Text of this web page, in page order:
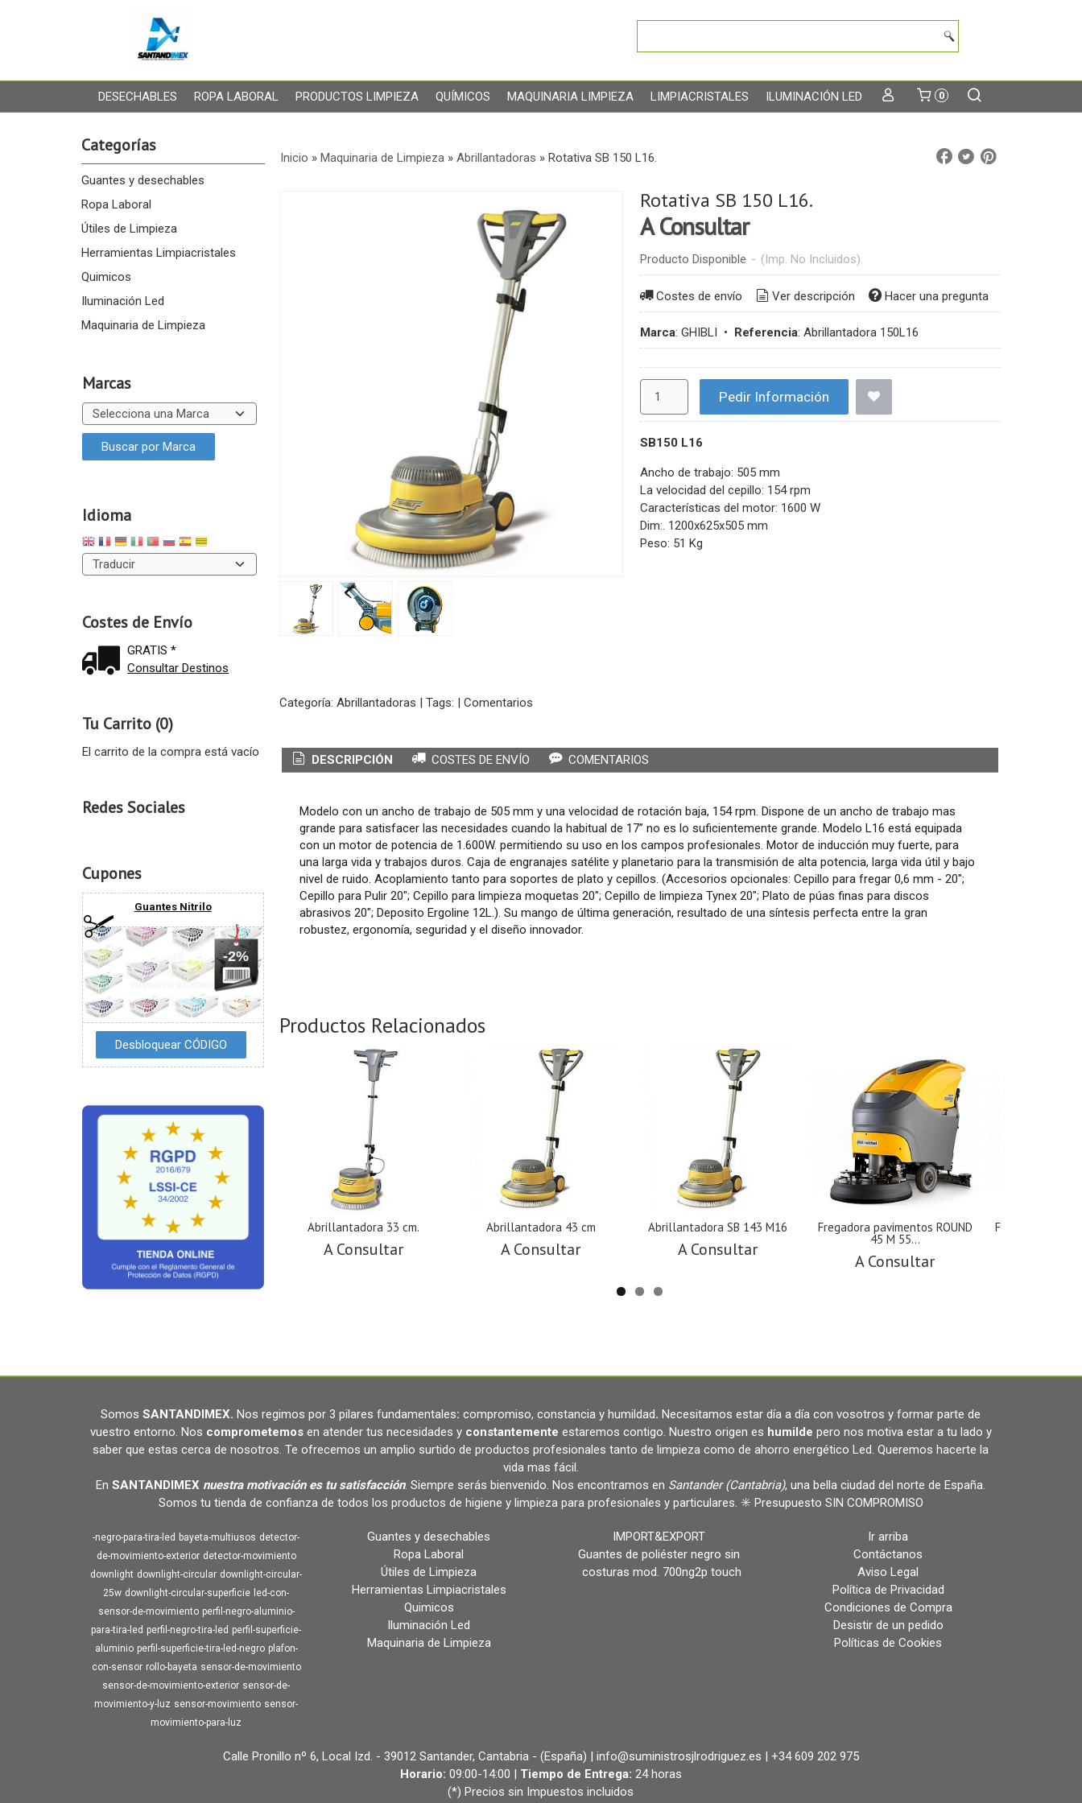
DESECHABLES ROPA LABORAL PRODUCTOS LIMPIEZA QUÍMICOS MAQUINARIA LIMPIEZA LIMPIACRISTALES ILUMINACIÓN LED 0
Categorías
Guantes y desechables
Ropa Laboral
Útiles de Limpieza
Herramientas Limpiacristales
Quimicos
Iluminación Led
Maquinaria de Limpieza
Marcas
Idioma
Costes de Envío
GRATIS *
Consultar Destinos
Tu Carrito (0)
El carrito de la compra está vacío
Redes Sociales
Cupones
Guantes Nitrilo
-2%
Inicio » Maquinaria de Limpieza» Abrillantadoras » Rotativa SB 150 L16.
Rotativa SB 150 L16.
A Consultar
Producto Disponible - (Imp. No Incluidos)
Costes de envío Ver descripción Hacer una pregunta
Marca: GHIBLI • Referencia: Abrillantadora 150L16
Pedir Información
SB150 L16
Ancho de trabajo: 505 mm
La velocidad del cepillo: 154 rpm
Características del motor: 1600 W
Dim:. 1200x625x505 mm
Peso: 51 Kg
Categoría: Abrillantadoras | Tags: | Comentarios
DESCRIPCIÓN COSTES DE ENVÍO COMENTARIOS
Modelo con un ancho de trabajo de 505 mm y una velocidad de rotación baja, 154 rpm. Dispone de un ancho de trabajo mas
grande para satisfacer las necesidades cuando la habitual de 17” no es lo suficientemente grande. Modelo L16 está equipada
con un motor de potencia de 1.600W. permitiendo su uso en los campos profesionales. Motor de inducción muy fuerte, para
una larga vida y trabajos duros. Caja de engranajes satélite y planetario para la transmisión de alta potencia, larga vida útil y bajo
nivel de ruido. Acoplamiento tanto para soportes de plato y cepillos. (Accesorios opcionales: Cepillo para fregar 0,6 mm - 20";
Cepillo para Pulir 20"; Cepillo para limpieza moquetas 20"; Cepillo de limpieza Tynex 20"; Plato de púas finas para discos
abrasivos 20"; Deposito Ergoline 12L.). Su mango de última generación, resultado de una síntesis perfecta entre la gran
robustez, ergonomía, seguridad y el diseño innovador.
Productos Relacionados
Abrillantadora 33 cm.
A Consultar
Abrillantadora 43 cm
A Consultar
Abrillantadora SB 143 M16
A Consultar
Fregadora pavimentos ROUND
45 M 55...
A Consultar
Fregadora
Somos SANTANDIMEX.Nos regimos por 3 pilares fundamentales:compromiso, constancia y humildad.Necesitamos estar día a día con vosotros y formar parte de
vuestro entorno. Nos comprometemos en atender tus necesidades y constantemente estaremos contigo. Nuestro origen es humilde pero nos motiva estar a tu lado y
saber que estas cerca de nosotros. Te ofrecemos un amplio surtido de productos profesionales tanto de limpieza como de ahorro energético Led. Queremos hacerte la
vida mas fácil.
EnSANTANDIMEX nuestra motivación es tu satisfacción. Siempre serás bienvenido. Nos encontramos en Santander (Cantabria), una bella ciudad del norte de España.
Somos tu tienda de confianza de todos los productos de higiene y limpieza para profesionales y particulares. ✳️ Presupuesto SIN COMPROMISO
-negro-para-tira-led bayeta-multiusos detector-
de-movimiento-exterior detector-movimiento
downlight downlight-circular downlight-circular-
25w downlight-circular-superficie led-con-
sensor-de-movimiento perfil-negro-aluminio-
para-tira-led perfil-negro-tira-led perfil-superficie-
aluminio perfil-superficie-tira-led-negro plafon-
con-sensor rollo-bayeta sensor-de-movimiento
sensor-de-movimiento-exterior sensor-de-
movimiento-y-luz sensor-movimiento sensor-
movimiento-para-luz
Guantes y desechables
Ropa Laboral
Útiles de Limpieza
Herramientas Limpiacristales
Quimicos
Iluminación Led
Maquinaria de Limpieza
IMPORT&EXPORT
Guantes de poliéster negro sin
costuras mod. 700ng2p touch
Ir arriba
Contáctanos
Aviso Legal
Política de Privacidad
Condiciones de Compra
Desistir de un pedido
Políticas de Cookies
Calle Pronillo nº 6, Local Izd. - 39012 Santander, Cantabria - (España) | info@suministrosjlrodriguez.es | +34 609 202 975
Horario: 09:00-14:00 | Tiempo de Entrega: 24 horas
(*) Precios sin Impuestos incluidos